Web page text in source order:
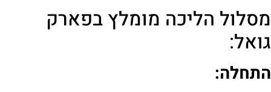
מסלול הליכה מומלץ בפארק
גואל:
התחלה: